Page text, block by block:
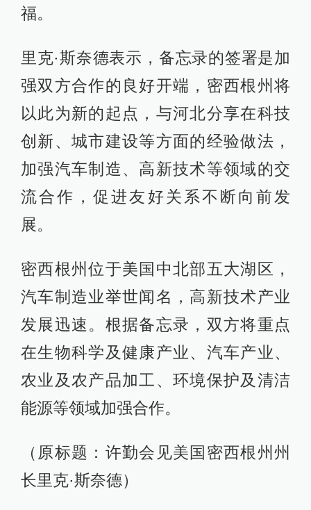
福。
里克·斯奈德表示，备忘录的签署是加
强双方合作的良好开端，密西根州将
以此为新的起点，与河北分享在科技
创新、城市建设等方面的经验做法，
加强汽车制造、高新技术等领域的交
流合作，促进友好关系不断向前发
展。
密西根州位于美国中北部五大湖区，
汽车制造业举世闻名，高新技术产业
发展迅速。根据备忘录，双方将重点
在生物科学及健康产业、汽车产业、
农业及农产品加工、环境保护及清洁
能源等领域加强合作。
（原标题：许勤会见美国密西根州州
长里克·斯奈德）